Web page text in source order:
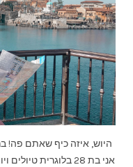
היוש, איזה כיף שאתם פה!
אני בת 28 בלוגרית